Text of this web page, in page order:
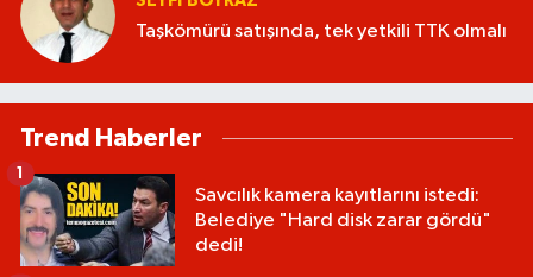
Taşkömürü satışında, tek yetkili TTK olmalı
Trend Haberler
Savcılık kamera kayıtlarını istedi:
Belediye "Hard disk zarar gördü"
dedi!
1